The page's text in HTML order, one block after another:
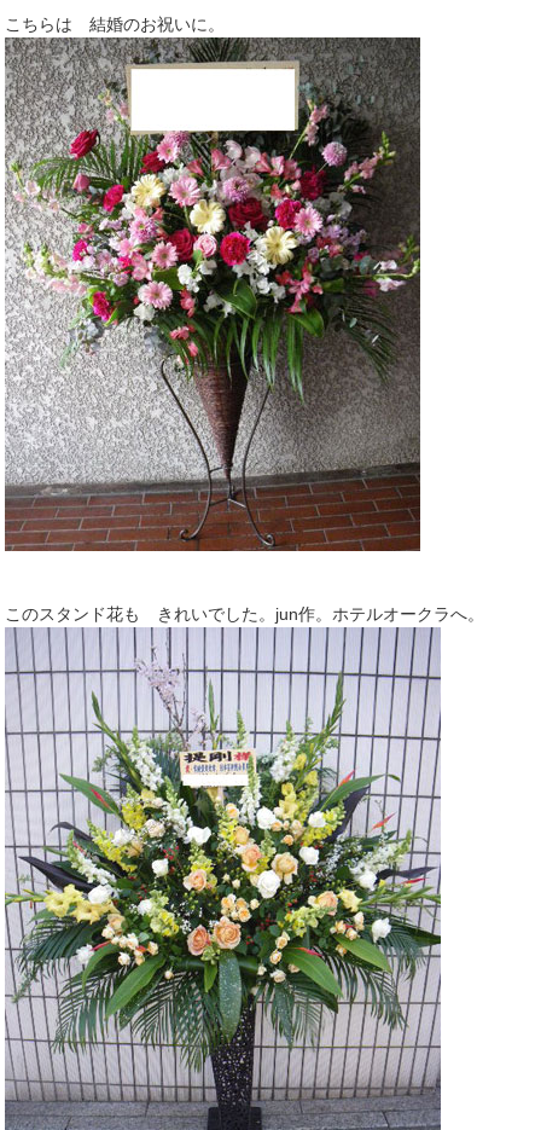
こちらは 結婚のお祝いに。
このスタンド花も きれいでした。jun作。ホテルオークラへ。